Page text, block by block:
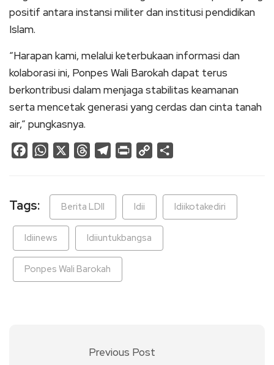
positif antara instansi militer dan institusi pendidikan
Islam.
“Harapan kami, melalui keterbukaan informasi dan
kolaborasi ini, Ponpes Wali Barokah dapat terus
berkontribusi dalam menjaga stabilitas keamanan
serta mencetak generasi yang cerdas dan cinta tanah
air,” pungkasnya.
FacebookWhatsApp ThreadsTelegram
Print
Copy
Tags: Berita LDII ldii ldiikotakediri
ldiinews ldiiuntukbangsa
Ponpes Wali Barokah
Previous Post